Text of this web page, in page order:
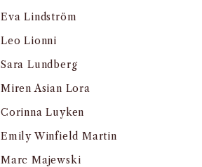
Eva Lindström
Leo Lionni
Sara Lundberg
Miren Asian Lora
Corinna Luyken
Emily Winfield Martin
Marc Majewski